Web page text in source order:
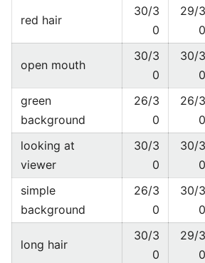
red hair
30/3
0
29/3
0
open mouth
30/3
0
30/3
0
green
background
26/3
0
26/3
0
looking at
viewer
30/3
0
30/3
0
simple
background
26/3
0
30/3
0
long hair
30/3
0
29/3
0